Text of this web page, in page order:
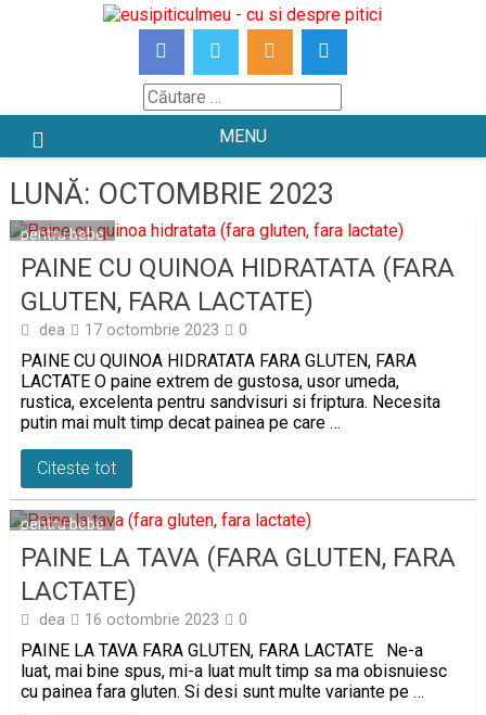
Căutare
MENU
LUNĂ: OCTOMBRIE 2023
pentru bebe
PAINE CU QUINOA HIDRATATA (FARA
GLUTEN, FARA LACTATE)
dea 17 octombrie 2023 0
PAINE CU QUINOA HIDRATATA FARA GLUTEN, FARA
LACTATE O paine extrem de gustosa, usor umeda,
rustica, excelenta pentru sandvisuri si friptura. Necesita
putin mai mult timp decat painea pe care …
Citeste tot
pentru bebe
PAINE LA TAVA (FARA GLUTEN, FARA
LACTATE)
dea 16 octombrie 2023 0
PAINE LA TAVA FARA GLUTEN, FARA LACTATE Ne-a
luat, mai bine spus, mi-a luat mult timp sa ma obisnuiesc
cu painea fara gluten. Si desi sunt multe variante pe …